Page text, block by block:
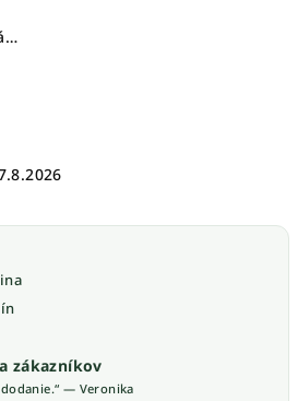
— Veronika